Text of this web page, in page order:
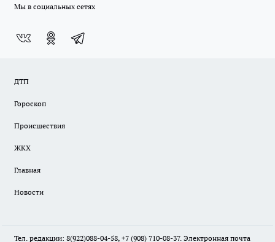
Мы в социальных сетях
ДТП
Гороскоп
Происшествия
ЖКХ
Главная
Новости
Тел. редакции: 8(922)088-04-58, +7 (908) 710-08-37. Электронная почта